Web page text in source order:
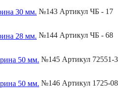
№143 Артикул ЧБ - 17
№144 Артикул ЧБ - 68
№145 Артикул 72551-3
№146 Артикул 1725-08